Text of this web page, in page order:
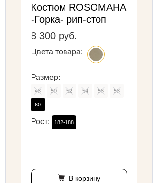
Костюм ROSOMAHA
-Горка- рип-стоп
8 300 руб.
Цвета товара:
Размер:
48 50 52 54 56 58
60
Рост: 182-188
В корзину